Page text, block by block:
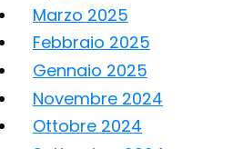
Marzo 2025
Febbraio 2025
Gennaio 2025
Novembre 2024
Ottobre 2024